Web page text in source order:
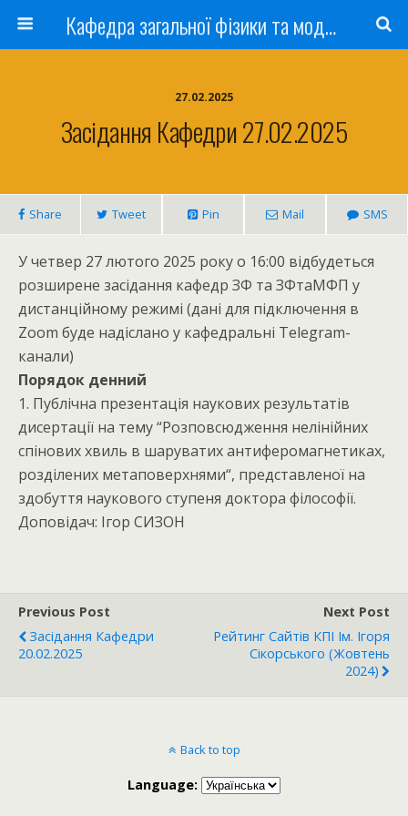
Кафедра загальної фізики та моделювання фізичних процесів
27.02.2025
Засідання Кафедри 27.02.2025
Share Tweet Pin Mail SMS
У четвер 27 лютого 2025 року о 16:00 відбудеться
розширене засідання кафедр ЗФ та ЗФтаМФП у
дистанційному режимі (дані для підключення в
Zoom буде надіслано у кафедральні Telegram-
канали)
Порядок денний
1. Публічна презентація наукових результатів
дисертації на тему “Розповсюдження нелінійних
спінових хвиль в шаруватих антиферомагнетиках,
розділених метаповерхнями“, представленої на
здобуття наукового ступеня доктора філософії.
Доповідач: Ігор СИЗОН
Previous Post
Засідання Кафедри
20.02.2025
Next Post
Рейтинг Сайтів КПІ Ім. Ігоря
Сікорського (жовтень
2024)
Back to top
Language: